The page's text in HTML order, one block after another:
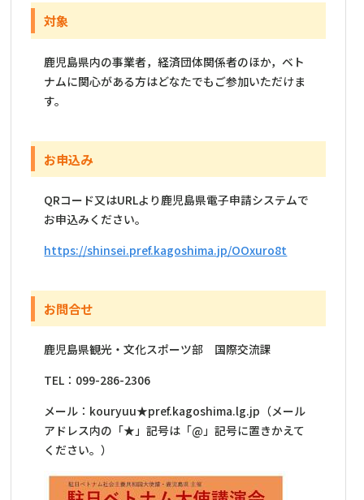
対象
鹿児島県内の事業者，経済団体関係者のほか，ベト
ナムに関心がある方はどなたでもご参加いただけま
す。
お申込み
QRコード又はURLより鹿児島県電子申請システムで
お申込みください。
https://shinsei.pref.kagoshima.jp/OOxuro8t
お問合せ
鹿児島県観光・文化スポーツ部 国際交流課
TEL：099-286-2306
メール：kouryuu★pref.kagoshima.lg.jp（メール
アドレス内の「★」記号は「@」記号に置きかえて
ください。）